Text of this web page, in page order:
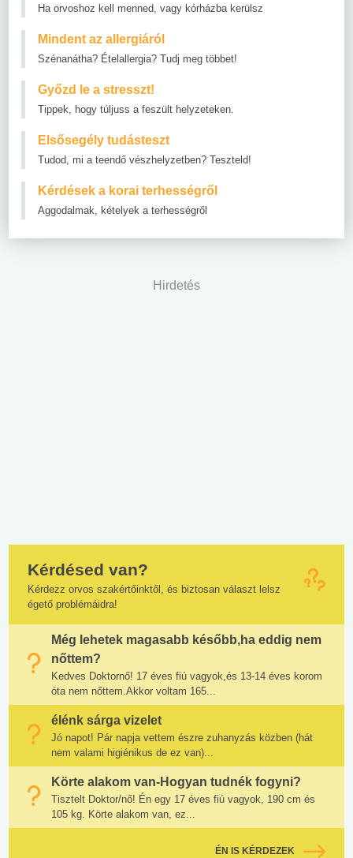
Ha orvoshoz kell menned, vagy kórházba kerülsz
Mindent az allergiáról
Szénanátha? Ételallergia? Tudj meg többet!
Győzd le a stresszt!
Tippek, hogy túljuss a feszült helyzeteken.
Elsősegély tudásteszt
Tudod, mi a teendő vészhelyzetben? Teszteld!
Kérdések a korai terhességről
Aggodalmak, kételyek a terhességről
Hirdetés
Kérdésed van?
Kérdezz orvos szakértőinktől, és biztosan választ lelsz
égető problémáidra!
Még lehetek magasabb később,ha eddig nem
nőttem?
Kedves Doktornő! 17 éves fiú vagyok,és 13-14 éves korom
óta nem nőttem.Akkor voltam 165...
élénk sárga vizelet
Jó napot! Pár napja vettem észre zuhanyzás közben (hát
nem valami higiénikus de ez van)...
Körte alakom van-Hogyan tudnék fogyni?
Tisztelt Doktor/nő! Én egy 17 éves fiú vagyok, 190 cm és
105 kg. Körte alakom van, ez...
ÉN IS KÉRDEZEK